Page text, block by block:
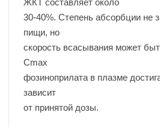
ЖКТ составляет около
30-40%. Степень абсорбции не
пищи, но
скорость всасывания может
Cmax
фозиноприлата в плазме
зависит
от принятой дозы.